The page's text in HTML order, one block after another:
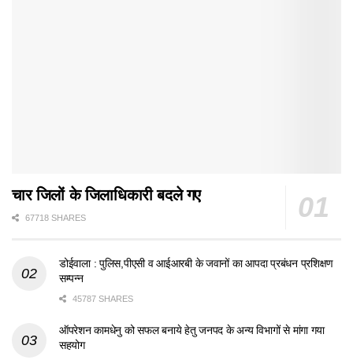
चार जिलों के जिलाधिकारी बदले गए
67718 SHARES
डोईवाला : पुलिस,पीएसी व आईआरबी के जवानों का आपदा प्रबंधन प्रशिक्षण
सम्पन्न
45787 SHARES
ऑपरेशन कामधेनु को सफल बनाये हेतु जनपद के अन्य विभागों से मांगा गया
सहयोग